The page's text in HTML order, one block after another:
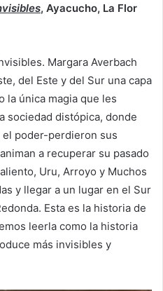
, Ayacucho, La Flor
Margara Averbach
del Este y del Sur una capa
la única magia que les
sociedad distópica, donde
poder-perdieron sus
a recuperar su pasado
Uru, Arroyo y Muchos
y llegar a un lugar en el Sur
Esta es la historia de
leerla como la historia
más invisibles y